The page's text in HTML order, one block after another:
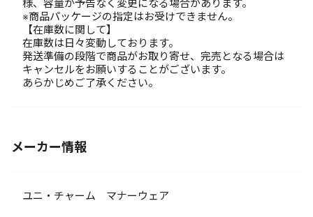
様、容量が予告なく変更になる場合があります。
※商品パッケージの指定はお受けできません。
【在庫数に関して】
在庫数は日々変動しております。
発送準備の段階で商品がお取り寄せ、完売となる場合は
キャンセルをお願いすることがございます。
あらかじめご了承ください。
メーカー情報
ユニ・チャーム マナーウェア